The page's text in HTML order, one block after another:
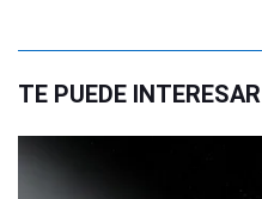
TE PUEDE INTERESAR